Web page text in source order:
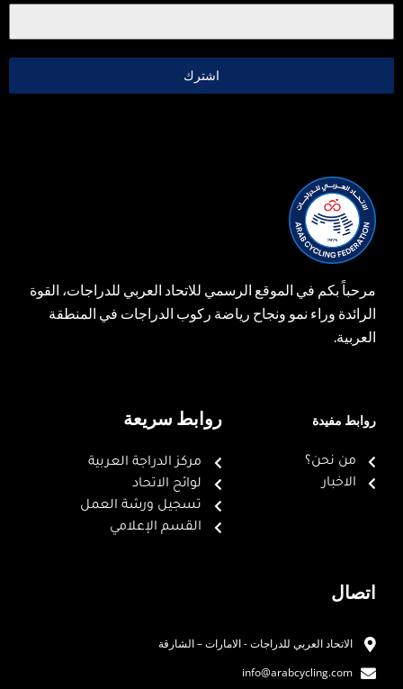
اشترك
مرحباً بكم في الموقع الرسمي للاتحاد العربي للدراجات، القوة
الرائدة وراء نمو ونجاح رياضة ركوب الدراجات في المنطقة
العربية.
روابط مفيدة
من نحن؟
الاخبار
روابط سريعة
مركز الدراجة العربية
لوائح الاتحاد
تسجيل ورشة العمل
القسم الإعلامي
اتصال
الاتحاد العربي للدراجات - الامارات – الشارقة
info@arabcycling.com